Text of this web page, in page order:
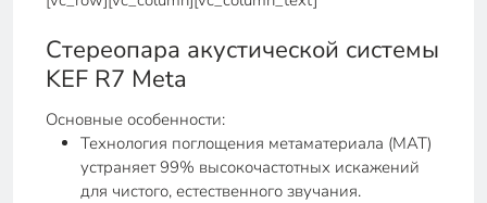
Стереопара акустической системы
KEF R7 Meta
Основные особенности:
Технология поглощения метаматериала (MAT)
устраняет 99% высокочастотных искажений
для чистого, естественного звучания.